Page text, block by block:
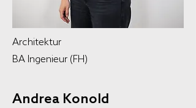
Architektur
BA Ingenieur (FH)
Andrea Konold